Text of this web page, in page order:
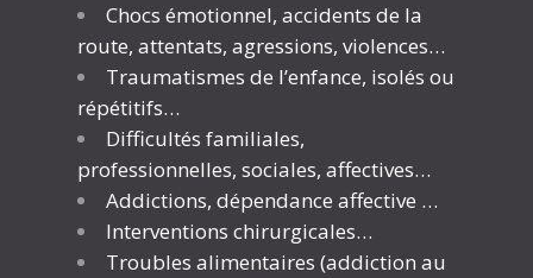
Chocs émotionnel, accidents de la
route, attentats, agressions, violences…
Traumatismes de l’enfance, isolés ou
répétitifs…
Difficultés familiales,
professionnelles, sociales, affectives…
Addictions, dépendance affective …
Interventions chirurgicales…
Troubles alimentaires (addiction au